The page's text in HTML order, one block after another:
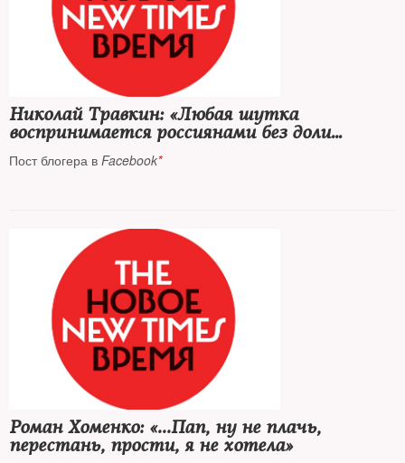
Николай Травкин: «Любая шутка
воспринимается россиянами без доли
сомнения»
Пост блогера в Facebook*
Роман Хоменко: «...Пап, ну не плачь,
перестань, прости, я не хотела»